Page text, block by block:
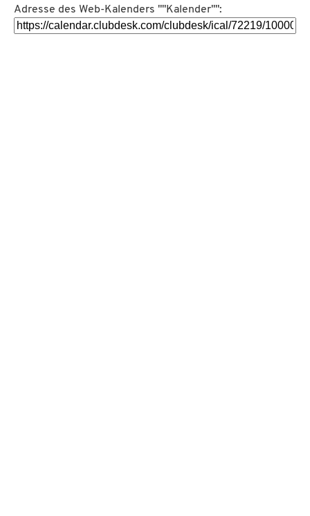
Adresse des Web-Kalenders ""Kalender"":